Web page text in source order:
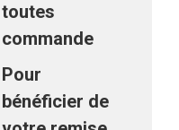
toutes
commande
Pour
bénéficier de